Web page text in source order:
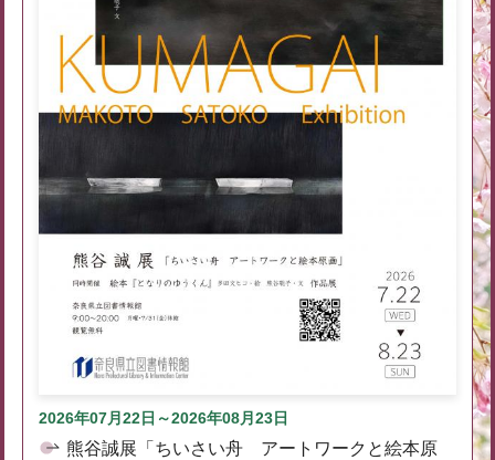
2026年07月22日～2026年08月23日
熊谷誠展「ちいさい舟 アートワークと絵本原